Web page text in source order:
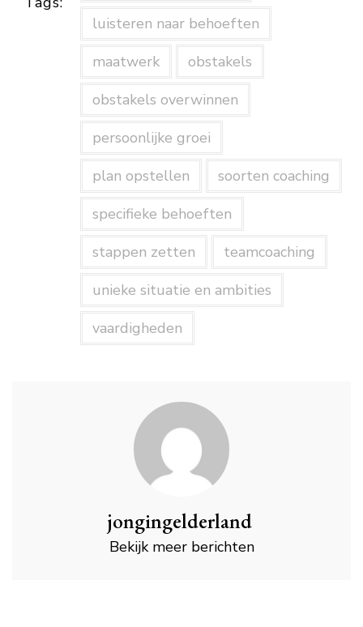
luisteren naar behoeften
maatwerk
obstakels
obstakels overwinnen
persoonlijke groei
plan opstellen
soorten coaching
specifieke behoeften
stappen zetten
teamcoaching
unieke situatie en ambities
vaardigheden
jongingelderland
Bekijk meer berichten